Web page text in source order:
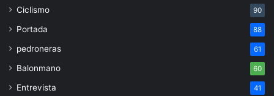
Ciclismo 90
Portada 88
pedroneras 61
Balonmano 60
Entrevista 41